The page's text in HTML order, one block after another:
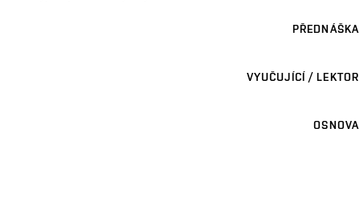
PŘEDNÁŠKA
VYUČUJÍCÍ / LEKTOR
OSNOVA